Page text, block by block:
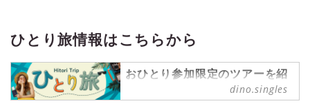
してみてください。※掲載している
料金は参考価格です。実際の料金は
時期によって異なります。
は、全国の宿から予算別（アンダー
1万～5万円）で泊まれるホテルをご
紹介します。今回は、鹿児島編。鹿
児島で人気の観光地からアクセスの
よい立地のホテルをピックアップし
ひとり旅情報はこちらから
おひとり参加限定のツアーを紹
介する【ひとり旅プラン】を中
心に、ひとり旅情報を発信中！
dino.singles